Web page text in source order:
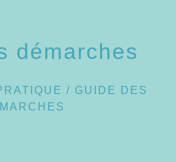
démarches
/ GUIDE DES